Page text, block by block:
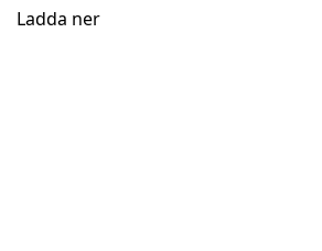
Ladda ner